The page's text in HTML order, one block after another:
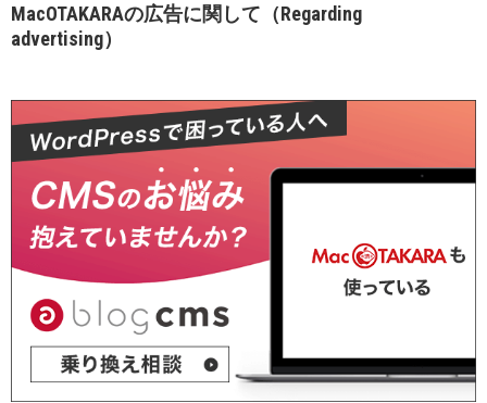
MacOTAKARAの広告に関して（Regarding
advertising）